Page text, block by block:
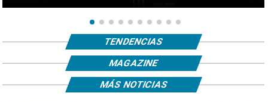
TENDENCIAS
MAGAZINE
MÁS NOTICIAS